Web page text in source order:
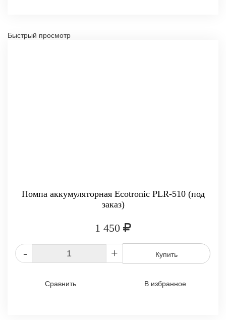
Быстрый просмотр
Помпа аккумуляторная Ecotronic PLR-510 (под
заказ)
1 450
- + Купить
Сравнить В избранное